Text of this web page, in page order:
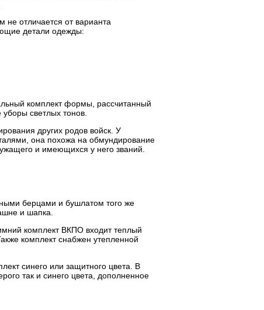
отличается от варианта
детали одежды:
комплект формы, рассчитанный
светлых тонов.
других родов войск. У
она похожа на обмундирование
и имеющихся у него званий.
берцами и бушлатом того же
и шапка.
комплект ВКПО входит теплый
комплект снабжен утепленной
синего или защитного цвета. В
так и синего цвета, дополненное